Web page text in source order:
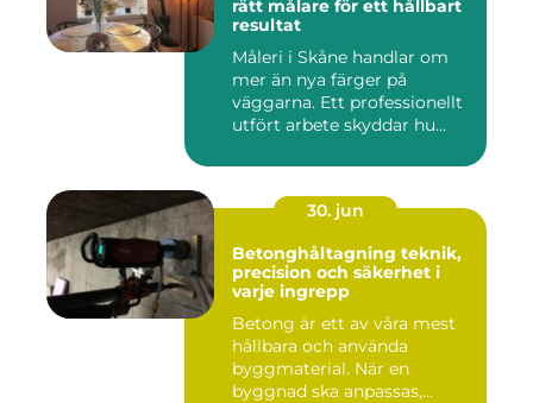
rätt målare för ett hållbart
resultat
Måleri i Skåne handlar om
mer än nya färger på
väggarna. Ett professionellt
utfört arbete skyddar hu...
30. jun
Betonghåltagning teknik,
precision och säkerhet i
varje ingrepp
Betong är ett av våra mest
hållbara och använda
byggmaterial. När en
byggnad ska anpassas,